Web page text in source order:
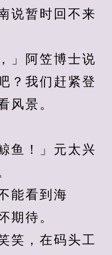
说暂时回不来
阿笠博士说
？我们赶紧登
风景。
！」元太兴
看到海
期待。
，在码头工